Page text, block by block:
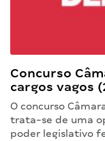
Concurso
cargos vagos
O concurso
trata-se de uma
poder legislativo